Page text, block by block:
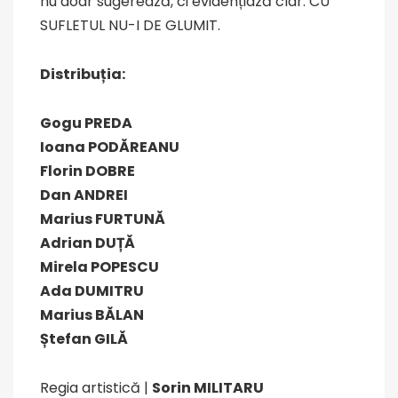
SUFLETUL NU-I DE GLUMIT.
Distribuția:
Gogu PREDA
Ioana PODĂREANU
Florin DOBRE
Dan ANDREI
Marius FURTUNĂ
Adrian DUȚĂ
Mirela POPESCU
Ada DUMITRU
Marius BĂLAN
Ștefan GILĂ
Regia artistică | Sorin MILITARU